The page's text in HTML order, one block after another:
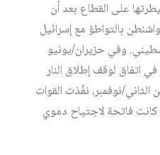
في عام 2007 سيطرتها على القطاع بعد أن
بالتواطؤ مع إسرائيل
وفي حزيران/يونيو
اتفاق لوقف إطلاق النار
نوفمبر، نفّذت القوات
كانت فاتحة لاجتياح دموي